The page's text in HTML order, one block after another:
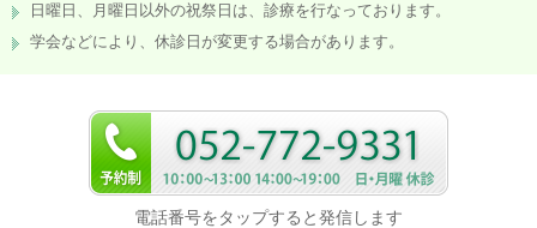
日曜日、月曜日以外の祝祭日は、診療を行なっております。
学会などにより、休診日が変更する場合があります。
電話番号をタップすると発信します